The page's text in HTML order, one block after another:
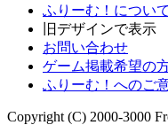
ふりーむ！について
旧デザインで表示
お問い合わせ
ゲーム掲載希望の
ふりーむ！へのご
Copyright (C) 2000-3000